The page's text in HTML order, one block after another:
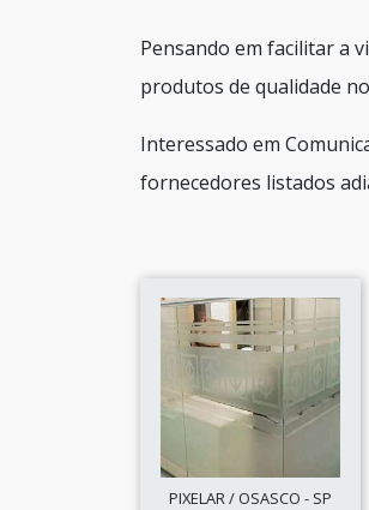
Pensando em facilitar a
produtos de qualidade
Interessado em
fornecedores listados
PIXELAR / OSASCO - SP